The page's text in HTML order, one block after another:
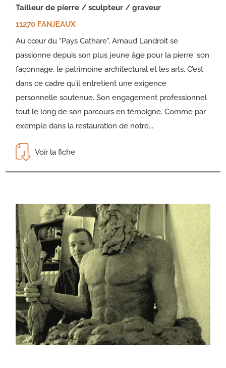
tailleur de pierre / sculpteur / graveur
11270 FANJEAUX
Au cœur du "Pays Cathare", Arnaud Landroit se
passionne depuis son plus jeune âge pour la pierre, son
façonnage, le patrimoine architectural et les arts. C’est
dans ce cadre qu’il entretient une exigence
personnelle soutenue. Son engagement professionnel
tout le long de son parcours en témoigne. Comme par
exemple dans la restauration de notre...
Voir la fiche